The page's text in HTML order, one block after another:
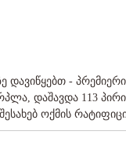
-
დაშავდა 113
ოქმის